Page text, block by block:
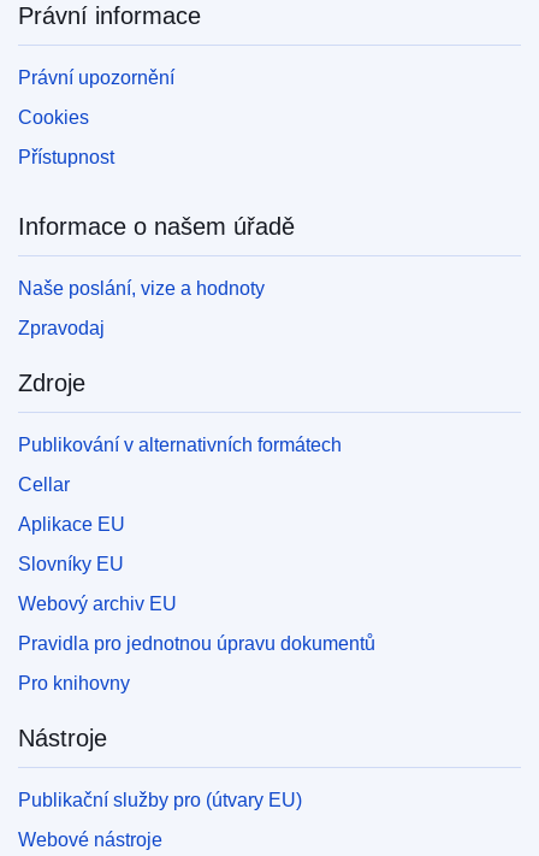
Právní informace
Právní upozornění
Cookies
Přístupnost
Informace o našem úřadě
Naše poslání, vize a hodnoty
Zpravodaj
Zdroje
Publikování v alternativních formátech
Cellar
Aplikace EU
Slovníky EU
Webový archiv EU
Pravidla pro jednotnou úpravu dokumentů
Pro knihovny
Nástroje
Publikační služby pro (útvary EU)
Webové nástroje